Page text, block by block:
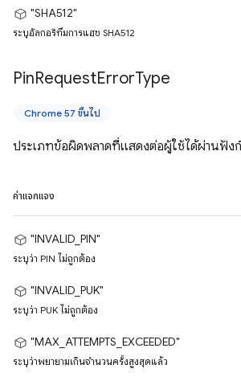
"SHA512"
ระบุอัลกอริทึมการแฮช SHA512
PinRequestErrorType
Chrome 57 ขึ้นไป
ประเภทข้อผิดพลาดที่แสดงต่อผู้ใช้ได้ผ่านฟั
ค่าแจกแจง
"INVALID_PIN"
ระบุว่า PIN ไม่ถูกต้อง
"INVALID_PUK"
ระบุว่า PUK ไม่ถูกต้อง
"MAX_ATTEMPTS_EXCEEDED"
ระบุว่าพยายามเกินจำนวนครั้งสูงสุดแล้ว